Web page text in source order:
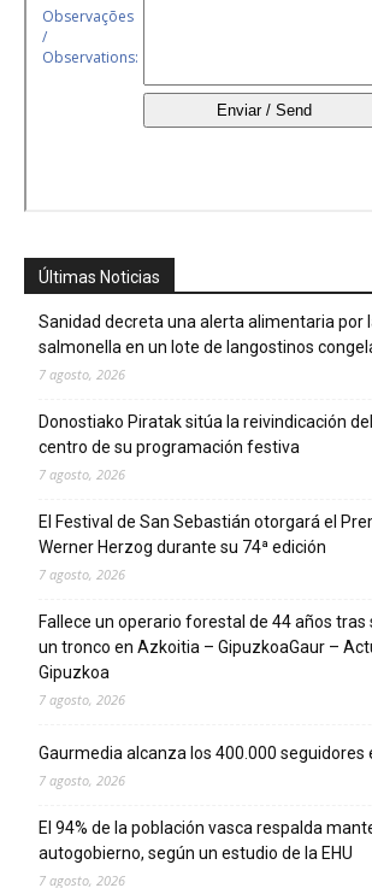
Últimas Noticias
Sanidad decreta una alerta alimentaria por
salmonella en un lote de langostinos
7 agosto, 2026
Donostiako Piratak sitúa la reivindicación
centro de su programación festiva
7 agosto, 2026
El Festival de San Sebastián otorgará el
Werner Herzog durante su 74ª edición
7 agosto, 2026
Fallece un operario forestal de 44 años
un tronco en Azkoitia – GipuzkoaGaur –
Gipuzkoa
7 agosto, 2026
Gaurmedia alcanza los 400.000 seguidores
7 agosto, 2026
El 94% de la población vasca respalda
autogobierno, según un estudio de la EHU
7 agosto, 2026